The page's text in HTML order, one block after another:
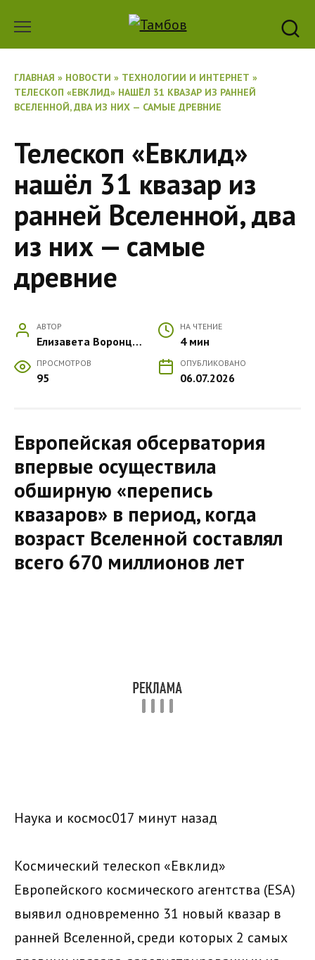
содержанию
ГЛАВНАЯ » НОВОСТИ » ТЕХНОЛОГИИ И ИНТЕРНЕТ »
ТЕЛЕСКОП «ЕВКЛИД» НАШЁЛ 31 КВАЗАР ИЗ РАННЕЙ
ВСЕЛЕННОЙ, ДВА ИЗ НИХ — САМЫЕ ДРЕВНИЕ
Телескоп «Евклид»
нашёл 31 квазар из
ранней Вселенной, два
из них — самые
древние
АВТОР
Елизавета Воронцова
НА ЧТЕНИЕ
4 мин
ПРОСМОТРОВ
95
ОПУБЛИКОВАНО
06.07.2026
Европейская обсерватория
впервые осуществила
обширную «перепись
квазаров» в период, когда
возраст Вселенной составлял
всего 670 миллионов лет
Наука и космос017 минут назад
Космический телескоп «Евклид»
Европейского космического агентства (ESA)
выявил одновременно 31 новый квазар в
ранней Вселенной, среди которых 2 самых